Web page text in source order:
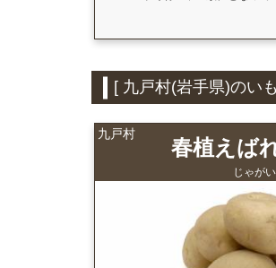
[ 九戸村(岩手県)のい
九戸村
春植えば
じゃが